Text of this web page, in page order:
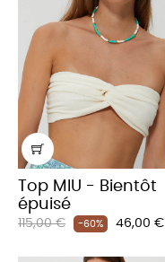
Top MIU - Bientôt
épuisé
Prix
115,00 € -60% Prix
46,00 €